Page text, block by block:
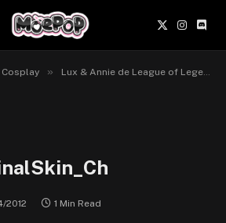
X
(Twitter)
Cosplay » Lux & Annie de League of Legends par Misa.
2012 1 Min Read